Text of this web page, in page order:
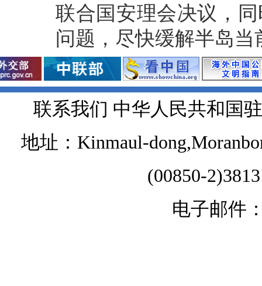
联合国安理会决议，
问题，尽快缓解半岛
联系我们 中华人民共和国
地址：Kinmaul-
(00850-
电子邮件